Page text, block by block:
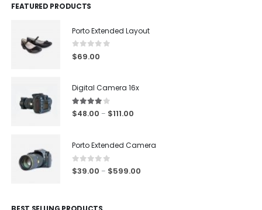
FEATURED PRODUCTS
Porto Extended Layout
0 out of 5
$69.00
Digital Camera 16x
4.00out of 5
$48.00 – $111.00
Porto Extended Camera
0out of 5
$39.00 – $599.00